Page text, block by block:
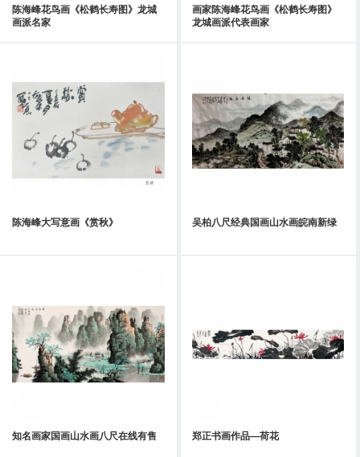
陈海峰花鸟画《松鹤长寿图》龙城
画派名家
画家陈海峰花鸟画《松鹤长寿图》
龙城画派代表画家
陈海峰大写意画《赏秋》 吴柏八尺经典国画山水画皖南新绿
知名画家国画山水画八尺在线有售 郑正书画作品—荷花